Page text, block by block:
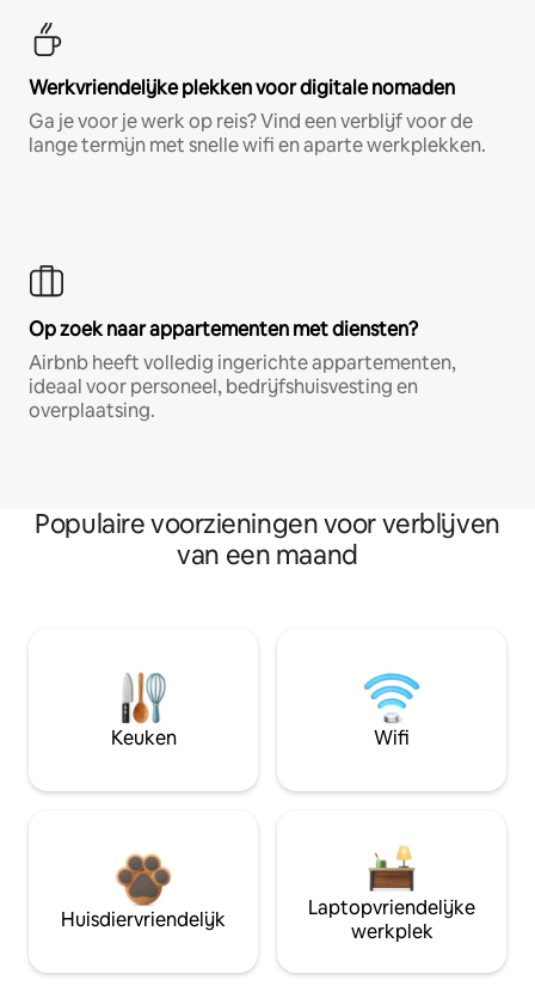
Werkvriendelijke plekken voor digitale nomaden
Ga je voor je werk op reis? Vind een verblijf voor de
lange termijn met snelle wifi en aparte werkplekken.
Op zoek naar appartementen met diensten?
Airbnb heeft volledig ingerichte appartementen,
ideaal voor personeel, bedrijfshuisvesting en
overplaatsing.
Populaire voorzieningen voor verblijven
van een maand
Keuken Wifi
Huisdiervriendelijk
Laptopvriendelijke
werkplek